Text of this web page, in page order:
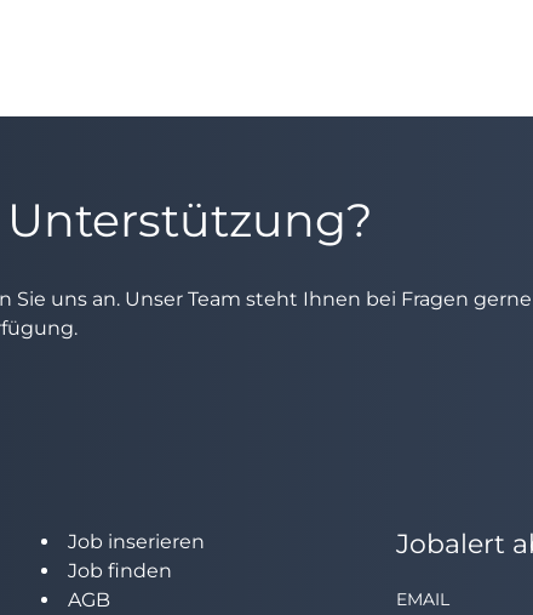
uns an. Unser Team steht Ihnen bei Fragen
Job inserieren
Job finden
AGB
Jobalert
EMAIL